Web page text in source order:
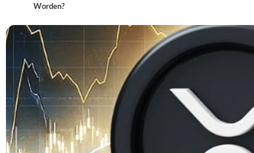
Worden?